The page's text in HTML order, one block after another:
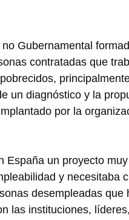
Gubernamental
contratadas que
un diagnóstico y la
por la
España un proyecto
y necesitaba
desempleadas que
las instituciones,